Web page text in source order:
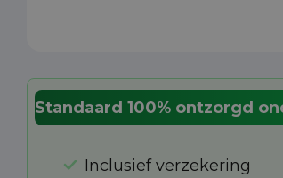
Standaard 100% ontzorgd
Inclusief verzekering